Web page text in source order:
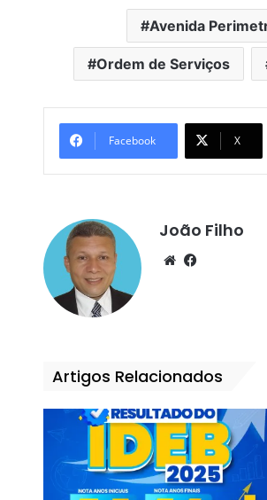
Avenida
Ordem de Serviços
Facebook X
João Filho
We
Artigos Relacionados